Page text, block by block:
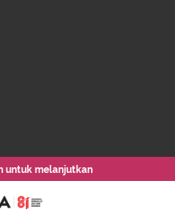
untuk melanjutkan